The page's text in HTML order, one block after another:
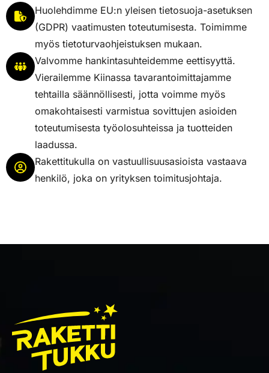
Huolehdimme EU:n yleisen tietosuoja-asetuksen
(GDPR) vaatimusten toteutumisesta. Toimimme
myös tietoturvaohjeistuksen mukaan.
Valvomme hankintasuhteidemme eettisyyttä.
Vierailemme Kiinassa tavarantoimittajamme
tehtailla säännöllisesti, jotta voimme myös
omakohtaisesti varmistua sovittujen asioiden
toteutumisesta työolosuhteissa ja tuotteiden
laadussa.
Rakettitukulla on vastuullisuusasioista vastaava
henkilö, joka on yrityksen toimitusjohtaja.